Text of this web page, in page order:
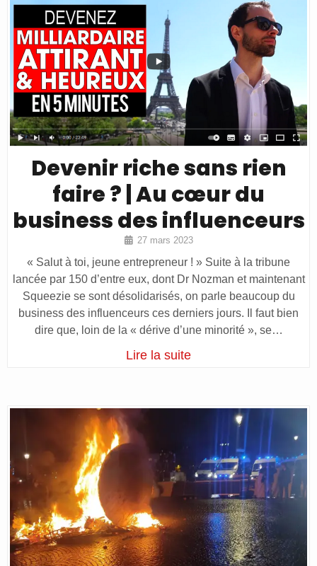
Devenir riche sans rien
faire ? | Au cœur du
business des influenceurs
27 mars 2023
« Salut à toi, jeune entrepreneur ! » Suite à la tribune
lancée par 150 d’entre eux, dont Dr Nozman et maintenant
Squeezie se sont désolidarisés, on parle beaucoup du
business des influenceurs ces derniers jours. Il faut bien
dire que, loin de la « dérive d’une minorité », se…
Lire la suite